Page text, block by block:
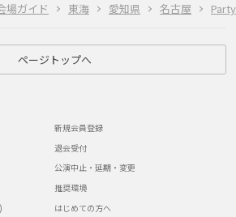
場ガイド 東海 愛知県 名古屋
ページトップへ
新規会員登録
退会受付
公演中止・延期・変更
推奨環境
はじめての方へ